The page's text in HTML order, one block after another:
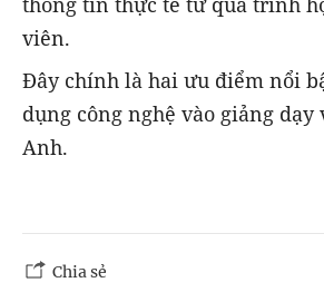
viên.
Đây chính là hai ưu điểm nổi
dụng công nghệ vào giảng dạy
Anh.
Chia sẻ